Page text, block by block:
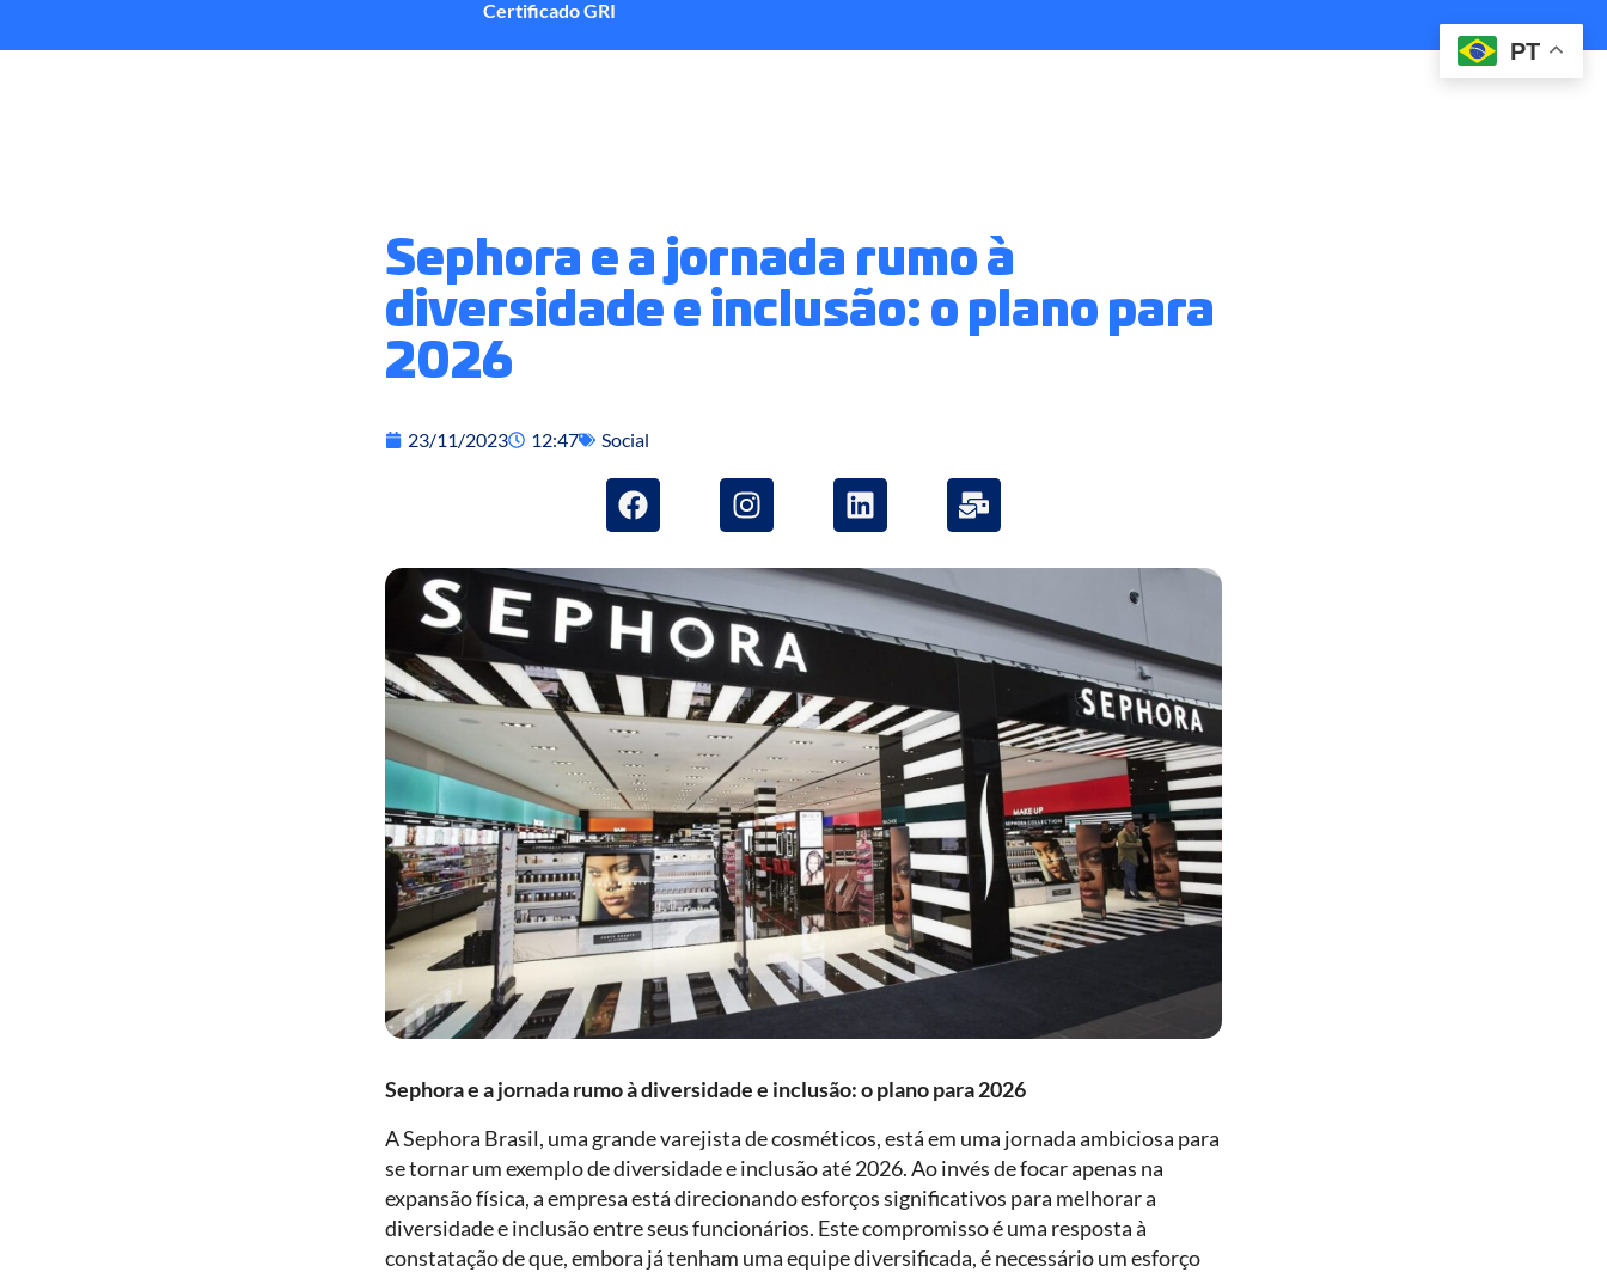
Certificado GRI
Sephora e a jornada rumo à
diversidade e inclusão: o plano para
2026
23/11/2023 12:47 Social
Sephora e a jornada rumo à diversidade e inclusão: o plano para 2026
A Sephora Brasil, uma grande varejista de cosméticos, está em uma jornada ambiciosa para
se tornar um exemplo de diversidade e inclusão até 2026. Ao invés de focar apenas na
expansão física, a empresa está direcionando esforços significativos para melhorar a
diversidade e inclusão entre seus funcionários. Este compromisso é uma resposta à
constatação de que, embora já tenham uma equipe diversificada, é necessário um esforço
PT